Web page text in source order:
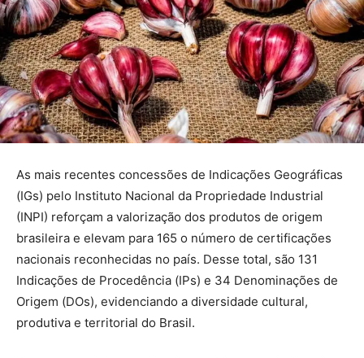
As mais recentes concessões de Indicações Geográficas
(IGs) pelo Instituto Nacional da Propriedade Industrial
(INPI) reforçam a valorização dos produtos de origem
brasileira e elevam para 165 o número de certificações
nacionais reconhecidas no país. Desse total, são 131
Indicações de Procedência (IPs) e 34 Denominações de
Origem (DOs), evidenciando a diversidade cultural,
produtiva e territorial do Brasil.